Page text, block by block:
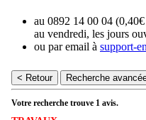
au 0892 14 00 04
au vendredi, les jours
ou par email à support-